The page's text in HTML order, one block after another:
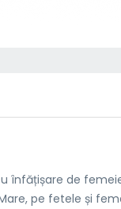
înfățișare de
pe fetele și